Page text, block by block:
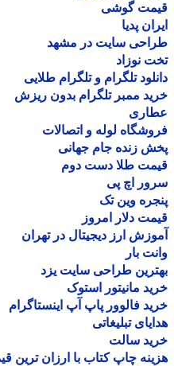
گوشی
پدیا
سایت در مشهد
نوزاد
تلگرام و تلگرام طلایی
ممبر تلگرام بدون ریزش
لوله و اتصالات
زنده جام جهانی
طلا دست دوم
اچ پی
وین تک
دلار امروز
ارز دیجیتال در تهران
بار
طراحی سایت یزد
مانیتور استوک
فالوور پاپ آپ اینستاگرام
تبلیغاتی
سالت
چاپ کتاب با ارزان ترین قیمت